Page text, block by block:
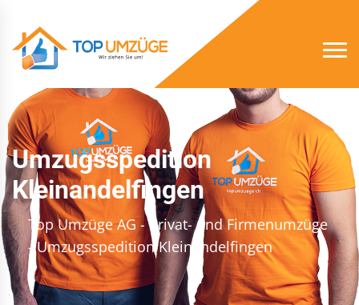
Umzugsspedition
Kleinandelfingen
Top Umzüge AG - Privat- und Firmenumzüge
- Umzugsspedition Kleinandelfingen